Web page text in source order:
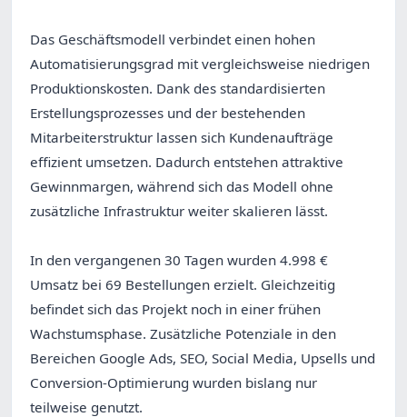
Das Geschäftsmodell verbindet einen hohen
Automatisierungsgrad mit vergleichsweise niedrigen
Produktionskosten. Dank des standardisierten
Erstellungsprozesses und der bestehenden
Mitarbeiterstruktur lassen sich Kundenaufträge
effizient umsetzen. Dadurch entstehen attraktive
Gewinnmargen, während sich das Modell ohne
zusätzliche Infrastruktur weiter skalieren lässt.
In den vergangenen 30 Tagen wurden 4.998 €
Umsatz bei 69 Bestellungen erzielt. Gleichzeitig
befindet sich das Projekt noch in einer frühen
Wachstumsphase. Zusätzliche Potenziale in den
Bereichen Google Ads, SEO, Social Media, Upsells und
Conversion-Optimierung wurden bislang nur
teilweise genutzt.